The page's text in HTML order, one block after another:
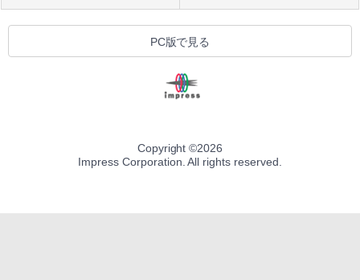
PC版で見る
Copyright ©2026
Impress Corporation. All rights reserved.